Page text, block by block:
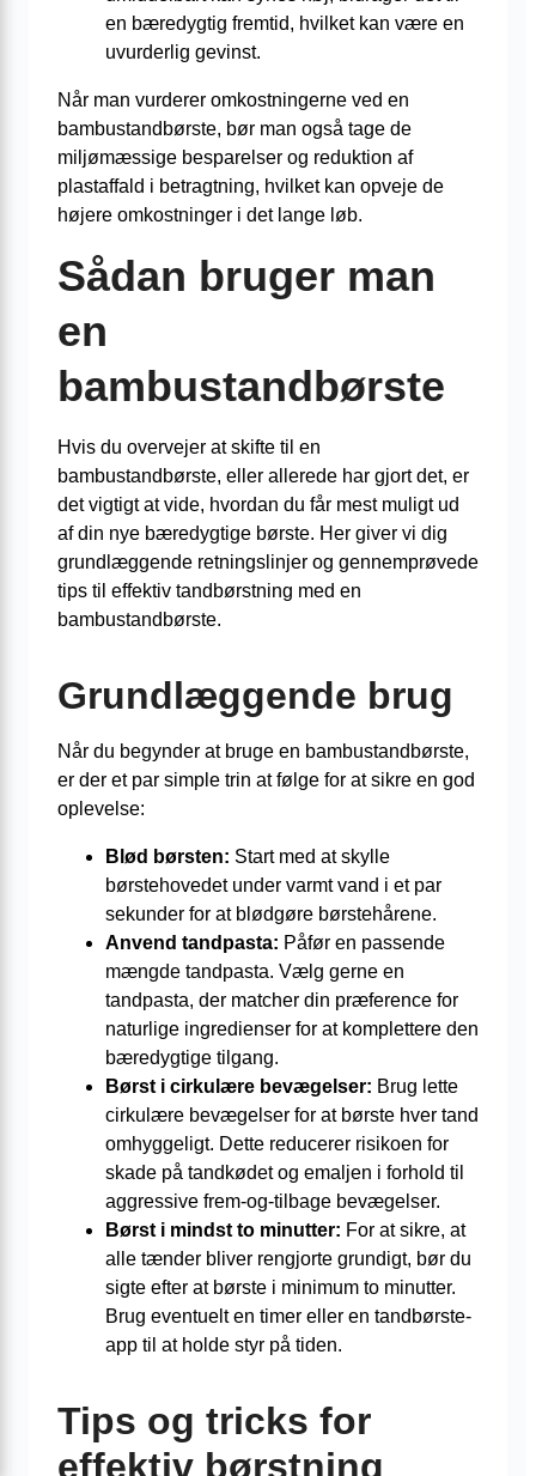
en bæredygtig fremtid, hvilket kan være en
uvurderlig gevinst.
Når man vurderer omkostningerne ved en
bambustandbørste, bør man også tage de
miljømæssige besparelser og reduktion af
plastaffald i betragtning, hvilket kan opveje de
højere omkostninger i det lange løb.
Sådan bruger man
en
bambustandbørste
Hvis du overvejer at skifte til en
bambustandbørste, eller allerede har gjort det, er
det vigtigt at vide, hvordan du får mest muligt ud
af din nye bæredygtige børste. Her giver vi dig
grundlæggende retningslinjer og gennemprøvede
tips til effektiv tandbørstning med en
bambustandbørste.
Grundlæggende brug
Når du begynder at bruge en bambustandbørste,
er der et par simple trin at følge for at sikre en god
oplevelse:
Blød børsten: Start med at skylle
børstehovedet under varmt vand i et par
sekunder for at blødgøre børstehårene.
Anvend tandpasta: Påfør en passende
mængde tandpasta. Vælg gerne en
tandpasta, der matcher din præference for
naturlige ingredienser for at komplettere den
bæredygtige tilgang.
Børst i cirkulære bevægelser: Brug lette
cirkulære bevægelser for at børste hver tand
omhyggeligt. Dette reducerer risikoen for
skade på tandkødet og emaljen i forhold til
aggressive frem-og-tilbage bevægelser.
Børst i mindst to minutter: For at sikre, at
alle tænder bliver rengjorte grundigt, bør du
sigte efter at børste i minimum to minutter.
Brug eventuelt en timer eller en tandbørste-
app til at holde styr på tiden.
Tips og tricks for
effektiv børstning